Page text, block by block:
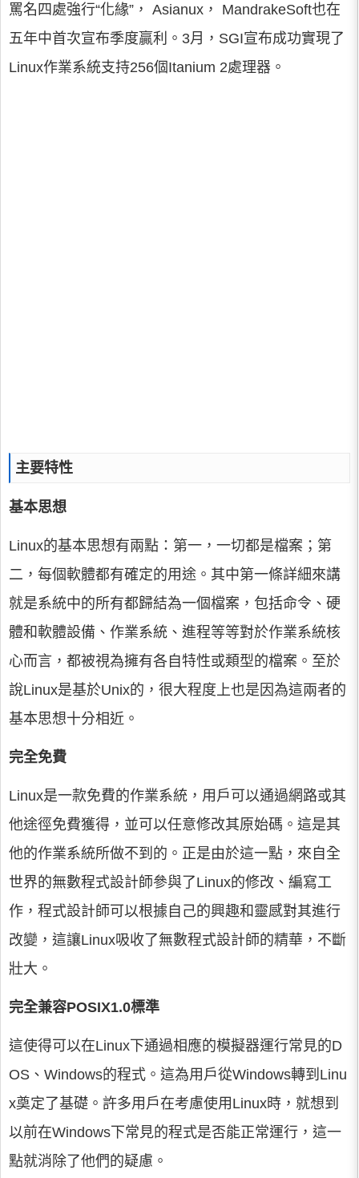
罵名四處強行“化緣”， Asianux， MandrakeSoft也在
五年中首次宣布季度贏利。3月，SGI宣布成功實現了
Linux作業系統支持256個Itanium 2處理器。
主要特性
基本思想
Linux的基本思想有兩點：第一，一切都是檔案；第
二，每個軟體都有確定的用途。其中第一條詳細來講
就是系統中的所有都歸結為一個檔案，包括命令、硬
體和軟體設備、作業系統、進程等等對於作業系統核
心而言，都被視為擁有各自特性或類型的檔案。至於
說Linux是基於Unix的，很大程度上也是因為這兩者的
基本思想十分相近。
完全免費
Linux是一款免費的作業系統，用戶可以通過網路或其
他途徑免費獲得，並可以任意修改其原始碼。這是其
他的作業系統所做不到的。正是由於這一點，來自全
世界的無數程式設計師參與了Linux的修改、編寫工
作，程式設計師可以根據自己的興趣和靈感對其進行
改變，這讓Linux吸收了無數程式設計師的精華，不斷
壯大。
完全兼容POSIX1.0標準
這使得可以在Linux下通過相應的模擬器運行常見的D
OS、Windows的程式。這為用戶從Windows轉到Linu
x奠定了基礎。許多用戶在考慮使用Linux時，就想到
以前在Windows下常見的程式是否能正常運行，這一
點就消除了他們的疑慮。